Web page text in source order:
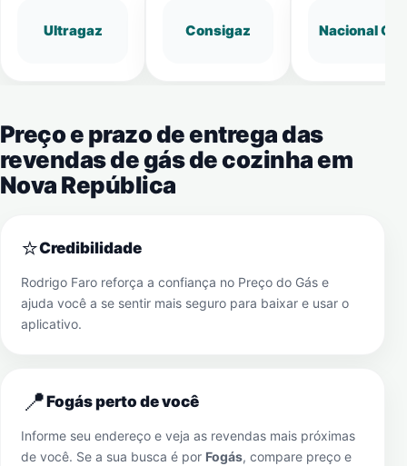
Ultragaz Consigaz Nacional Gás
Preço e prazo de entrega das
revendas de gás de cozinha em
Nova República
⭐Credibilidade
Rodrigo Faro reforça a confiança no Preço do Gás e
ajuda você a se sentir mais seguro para baixar e usar o
aplicativo.
📍Fogás perto de você
Informe seu endereço e veja as revendas mais próximas
de você. Se a sua busca é por Fogás, compare preço e